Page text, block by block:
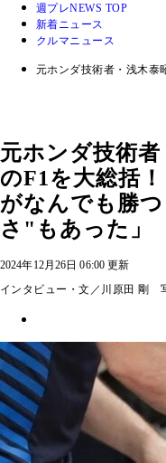
週プレNEWS TOP
新着ニュース
クルマニュース
元ホンダ技術者・浅木泰
元ホンダ技術者
のF1を大総括
がなんでも勝
さ"もあった」
2024年12月26日 06:00 更新
インタビュー・文／川原田 剛